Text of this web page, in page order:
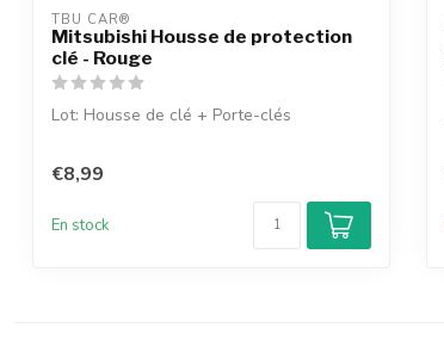
TBU CAR®
Mitsubishi Housse de protection
clé - Rouge
Lot: Housse de clé + Porte-clés
€8,99
En stock